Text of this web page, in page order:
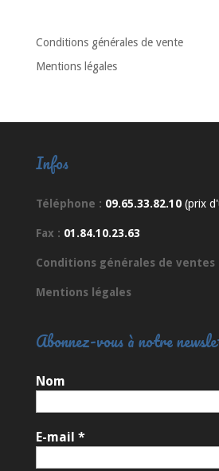
Conditions générales de vente
Mentions légales
Infos
Téléphone : 09.65.33.82.10(prix
Fax : 01.84.10.23.63
Conditions générales de ventes
Mentions légales
Abonnez-vous à notre
Nom
E-mail *